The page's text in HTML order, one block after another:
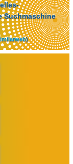
Suchmaschine
)